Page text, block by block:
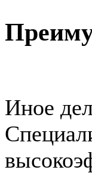
Иное